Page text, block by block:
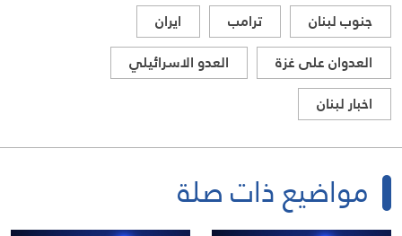
جنوب لبنان
ترامب
ايران
العدوان على غزة
العدو الاسرائيلي
اخبار لبنان
مواضيع ذات صلة